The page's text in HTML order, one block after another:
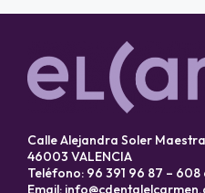
Calle Alejandra Soler Maestra
46003 VALENCIA
Teléfono: 96 391 96 87 – 608
Email: